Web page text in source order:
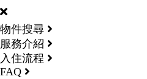
物件搜尋
服務介紹
入住流程
FAQ